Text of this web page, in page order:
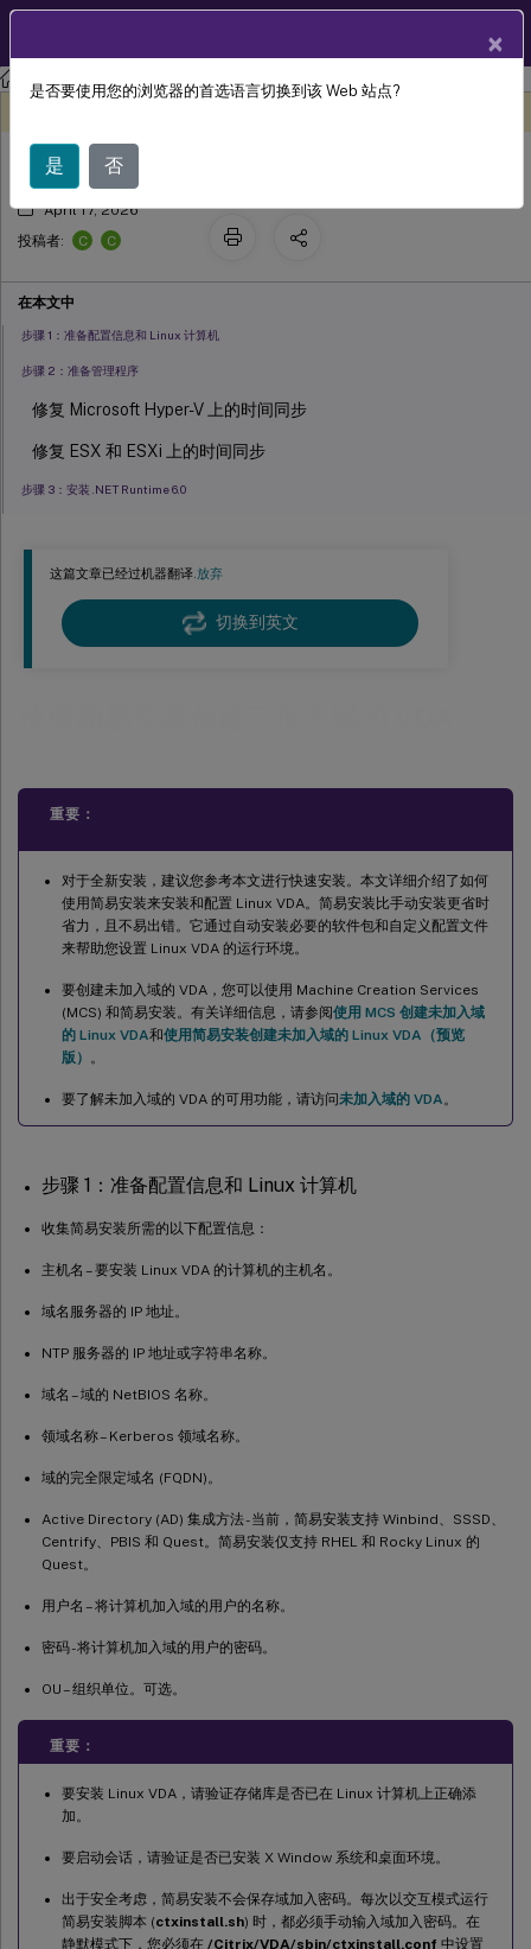
Linux 虚拟投递代理 Linux Virtual Delivery Agent 2311
这篇文章已经过机器翻译.放弃
切换到英文
重要：
对于全新安装，建议您参考本文进行快速安装。本文详细介绍了如何
使用简易安装来安装和配置 Linux VDA。简易安装比手动安装更省时
省力，且不易出错。它通过自动安装必要的软件包和自定义配置文件
来帮助您设置 Linux VDA 的运行环境。
要创建未加入域的 VDA，您可以使用 Machine Creation Services
(MCS) 和简易安装。有关详细信息，请参阅使用 MCS 创建未加入域
的 Linux VDA和使用简易安装创建未加入域的 Linux VDA（预览
版）
。
要了解未加入域的 VDA 的可用功能，请访问未加入域的 VDA 。
步骤 1：准备配置信息和 Linux 计算机
收集简易安装所需的以下配置信息：
主机名 – 要安装 Linux VDA 的计算机的主机名。
域名服务器的 IP 地址。
NTP 服务器的 IP 地址或字符串名称。
域名 – 域的 NetBIOS 名称。
领域名称 – Kerberos 领域名称。
域的完全限定域名 (FQDN)。
Active Directory (AD) 集成方法 - 当前，简易安装支持 Winbind、SSSD、
Centrify、PBIS 和 Quest。简易安装仅支持 RHEL 和 Rocky Linux 的
Quest。
用户名 – 将计算机加入域的用户的名称。
密码 - 将计算机加入域的用户的密码。
OU – 组织单位。可选。
重要：
要安装 Linux VDA，请验证存储库是否已在 Linux 计算机上正确添
加。
要启动会话，请验证是否已安装 X Window 系统和桌面环境。
出于安全考虑，简易安装不会保存域加入密码。每次以交互模式运行
简易安装脚本 (ctxinstall.sh) 时，都必须手动输入域加入密码。在
静默模式下，您必须在 /Citrix/VDA/sbin/ctxinstall.conf 中设置
使用简易安装创建已加入域的 VDA
April 17, 2026
投稿者:
C C
在本文中
步骤 1：准备配置信息和 Linux 计算机
步骤 2：准备管理程序
修复 Microsoft Hyper-V 上的时间同步
修复 ESX 和 ESXi 上的时间同步
步骤 3：安装 .NET Runtime 6.0
步骤 7：指定要使用的数据库
步骤 8：运行 easy install 以配置环境和 VDA 以完成安装
步骤 9：运行 XDPing
步骤 10：运行 Linux VDA
步骤 12：创建交付组
步骤 13：升级 Linux VDA（可选）
使用 SSSD 加入域失败
Ubuntu 桌面会话显示灰屏
会话未启动或因 dbus 错误而快速结束
×
是否要使用您的浏览器的首选语言切换到该 Web 站点?
是 否